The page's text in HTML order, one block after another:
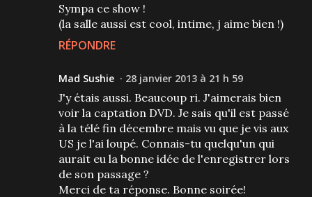
Sympa ce show !
(la salle aussi est cool, intime, j aime bien !)
RÉPONDRE
Mad Sushie 28 janvier 2013 à 21 h 59
J'y étais aussi. Beaucoup ri. J'aimerais bien
voir la captation DVD. Je sais qu'il est passé
à la télé fin décembre mais vu que je vis aux
US je l'ai loupé. Connais-tu quelqu'un qui
aurait eu la bonne idée de l'enregistrer lors
de son passage ?
Merci de ta réponse. Bonne soirée!